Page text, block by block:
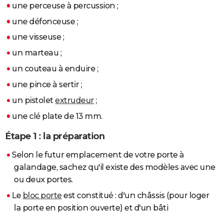
une perceuse à percussion ;
une défonceuse ;
une visseuse ;
un marteau ;
un couteau à enduire ;
une pince à sertir ;
un pistoletextrudeur;
une clé plate de 13 mm.
Étape 1 : la préparation
Selon le futur emplacement de votre porte à
galandage, sachez qu'il existe des modèles avec une
ou deux portes.
Le bloc porte est constitué : d'un châssis (pour loger
la porte en position ouverte) et d'un bâti